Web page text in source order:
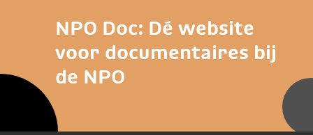
NPO Doc: Dé website
voor documentaires bij
de NPO